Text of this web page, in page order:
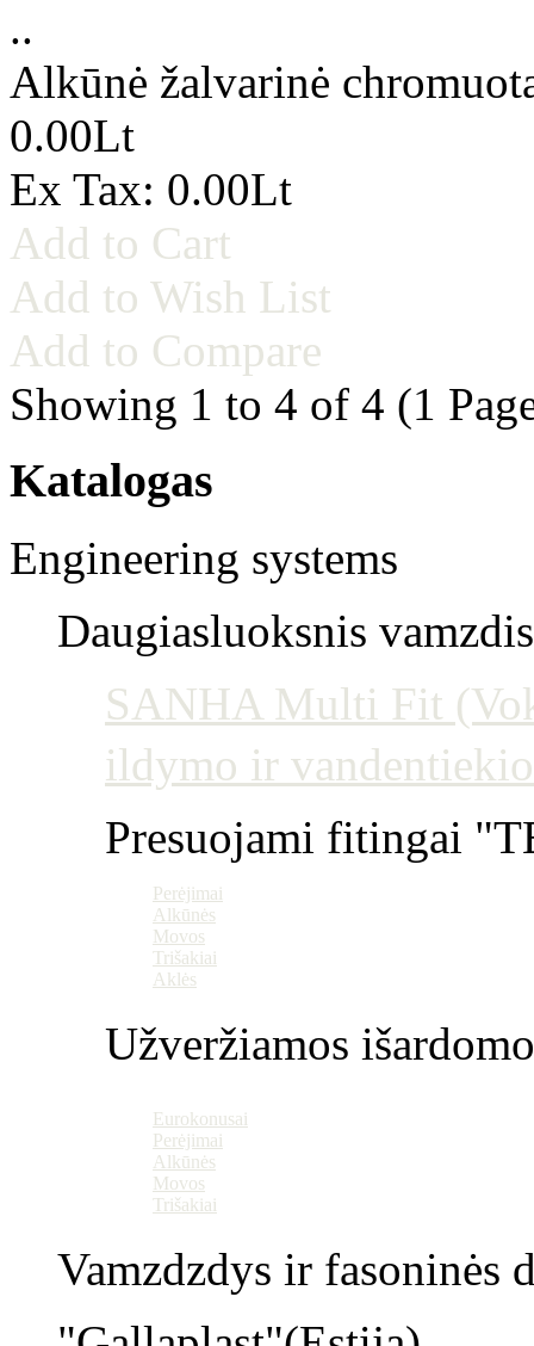
..
Alkūnė žalvarinė
0.00Lt
Ex Tax: 0.00Lt
Add to Cart
Add to Wish List
Add to Compare
Showing 1 to 4 of 4 (1
Katalogas
Engineering systems
Daugiasluoksnis
SANHA Multi Fit
ildymo ir
Presuojami fitingai
Perėjimai
Alkūnės
Movos
Trišakiai
Aklės
Užveržiamos
Eurokonusai
Perėjimai
Alkūnės
Movos
Trišakiai
Vamzdzdys ir fasoninės